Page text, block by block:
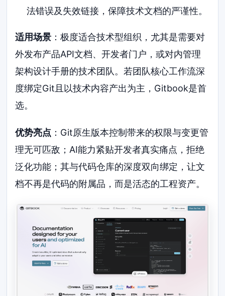
法错误及失效链接，保障技术文档的严谨性。
适用场景 ：极度适合技术型组织，尤其是需要对
外发布产品API文档、开发者门户，或对内管理
架构设计手册的技术团队。若团队核心工作流深
度绑定Git且以技术内容产出为主，Gitbook是首
选。
优势亮点 ：Git原生版本控制带来的权限与变更管
理无可匹敌；AI能力紧贴开发者真实痛点，拒绝
泛化功能；其与代码仓库的深度双向绑定，让文
档不再是代码的附属品，而是活态的工程资产。